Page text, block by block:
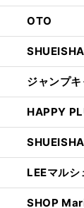
OTO
ジャンプ
HAPPY
LEEマルシ
SHOP